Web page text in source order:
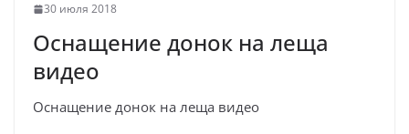
30 июля 2018
Оснащение донок на леща
видео
Оснащение донок на леща видео